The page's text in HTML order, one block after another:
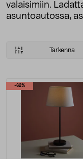
valaisimiin.
asuntoautossa,
Tarkenna
Tuotteet
-62%